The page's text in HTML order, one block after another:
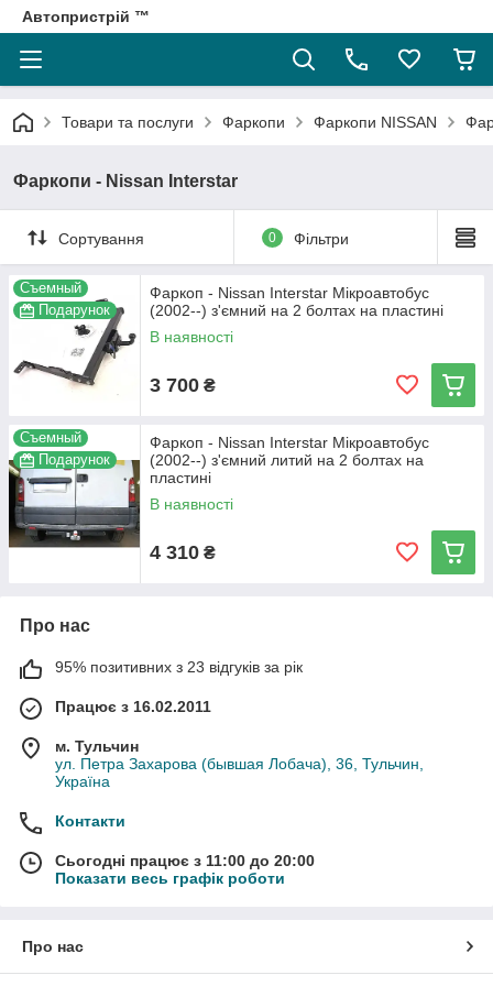
Автопристрій ™
Товари та послуги Фаркопи Фаркопи NISSAN
Фаркопи - Nissan Interstar
Сортування 0 Фільтри
Съемный
Подарунок
Фаркоп - Nissan Interstar Мікроавтобус
(2002--) з'ємний на 2 болтах на пластині
В наявності
3 700 ₴
Съемный
Подарунок
Фаркоп - Nissan Interstar Мікроавтобус
(2002--) з'ємний литий на 2 болтах на
пластині
В наявності
4 310 ₴
Про нас
95% позитивних з 23 відгуків за рік
Працює з 16.02.2011
м. Тульчин
ул. Петра Захарова (бывшая Лобача), 36, Тульчин,
Україна
Контакти
Сьогодні працює з 11:00 до 20:00
Показати весь графік роботи
Про нас